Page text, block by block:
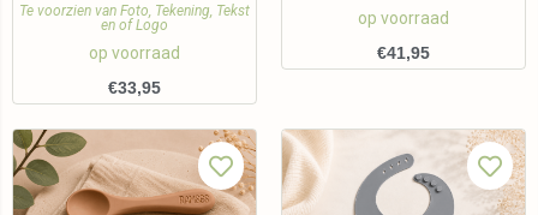
Te voorzien van Foto, Tekening, Tekst
en of Logo
op voorraad
€33,95
op voorraad
€41,95